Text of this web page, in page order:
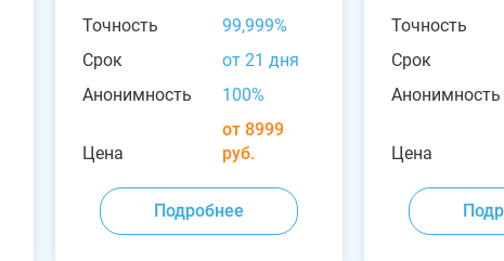
Точность
99,999%
Срок
от 21 дня
Анонимность
100%
Цена
от 8999
руб.
Подробнее
Точность
Срок
Анонимность
Цена